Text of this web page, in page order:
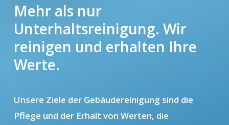
Mehr als nur
Unterhaltsreinigung. Wir
reinigen und erhalten Ihre
Werte.
Unsere Ziele der Gebäudereinigung sind die
Pflege und der Erhalt von Werten, die